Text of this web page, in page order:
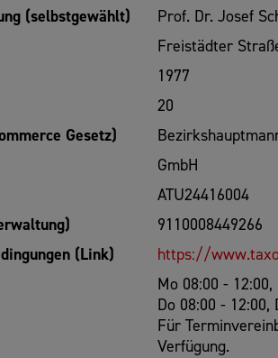
(selbstgewählt)
Prof. Dr. Josef
Freistädter
1977
20
Gesetz)
GmbH
ATU24416004
9110008449266
(Link)
https://
Mo 08:00 -
Do 08:00 - 12:00,
Für
Verfügung.